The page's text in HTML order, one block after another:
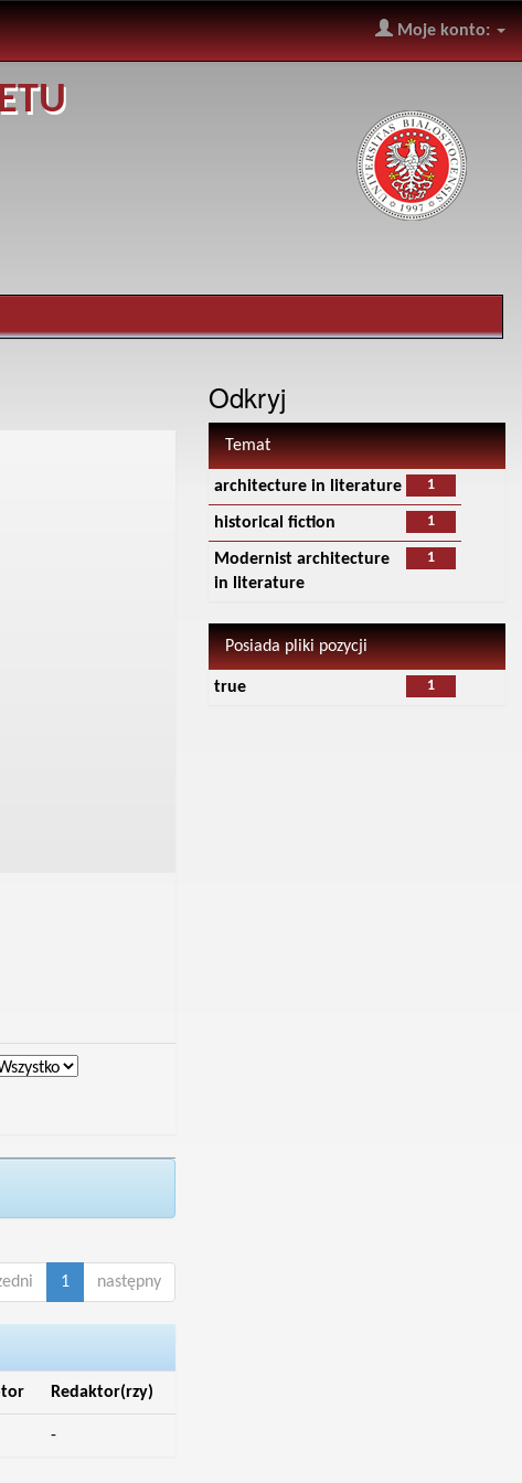
Moje konto:
1 następny
Redaktor(rzy)
-
Odkryj
Temat
1
architecture in literature
1
historical fiction
1
Modernist architecture
in literature
Posiada pliki pozycji
1
true